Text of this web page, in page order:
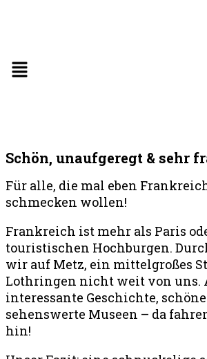
Schön, unaufgeregt & sehr
Für alle, die mal eben
schmecken wollen!
Frankreich ist mehr als Paris
touristischen Hochburgen.
wir auf Metz, ein mittelgroßes
Lothringen nicht weit von uns.
interessante Geschichte,
sehenswerte Museen – da
hin!